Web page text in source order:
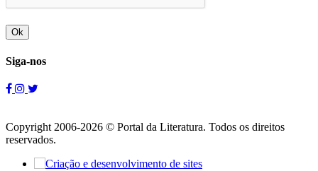
Ok
Siga-nos
Copyright 2006-2026 © Portal da Literatura. Todos os direitos
reservados.